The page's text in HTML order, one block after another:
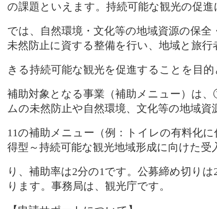
の課題といえます。持続可能な観光の促
では、自然環境・文化等の地域資源の保
未然防止に資する整備を行い、地域と旅
きる持続可能な観光を促進することを目
補助対象となる事業（補助メニュー）は
ムの未然防止や自然環境、文化等の地域
11の補助メニュー（例：トイレの有料化
得型～持続可能な観光地域形成に向けた
り、補助率は2分の1です。公募締め切りは
ります。事務局は、観光庁です。